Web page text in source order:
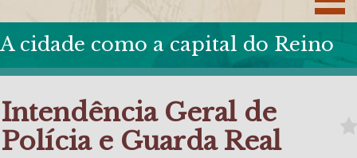
A cidade como a capital do Reino
Intendência Geral de
Polícia e Guarda Real